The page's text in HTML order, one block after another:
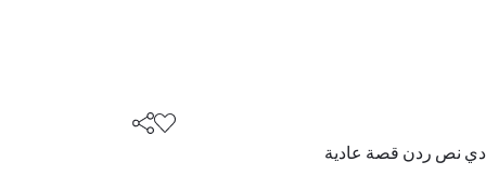
نص ردن قصة عادية